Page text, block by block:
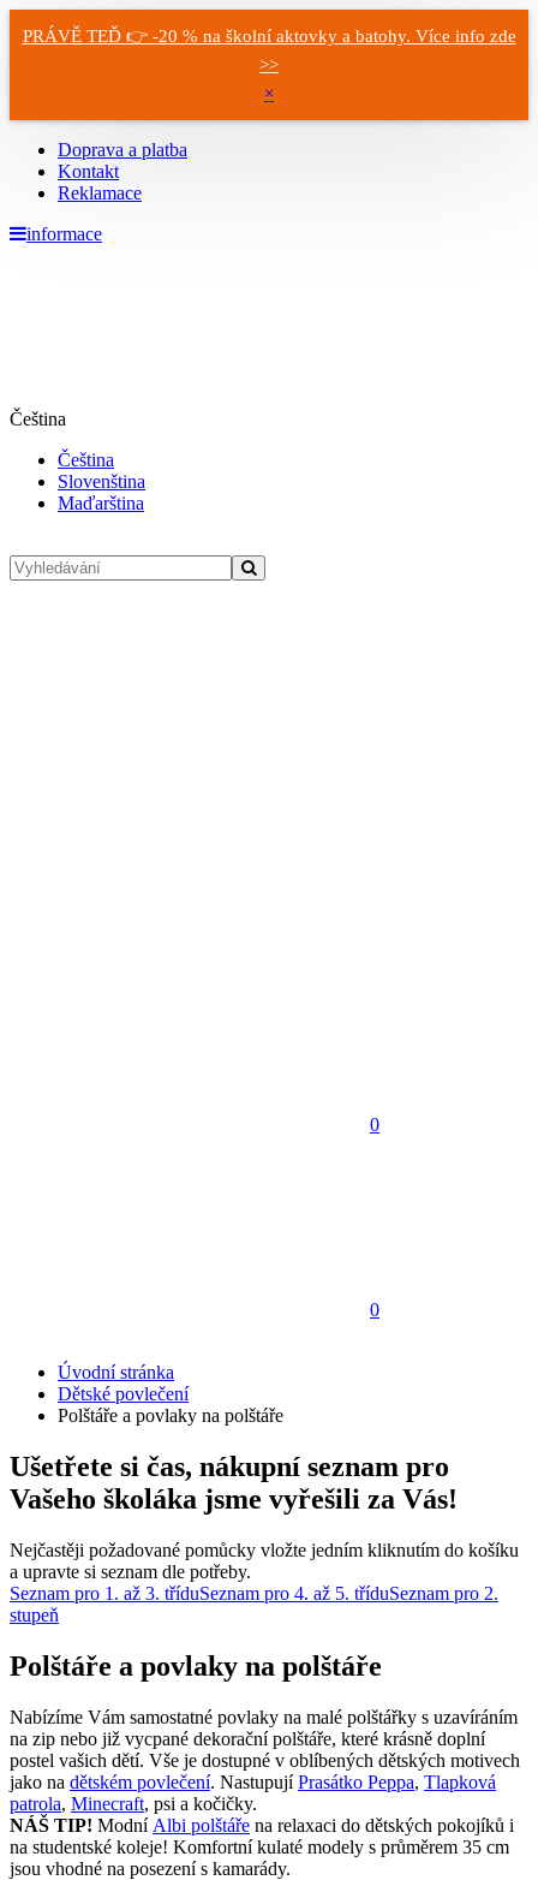
PRÁVĚ TEĎ 👉 -20 % na školní aktovky a batohy. Více info zde
>>
×
Doprava a platba
Kontakt
Reklamace
informace
Čeština
Čeština
Slovenština
Maďarština
0
0
Úvodní stránka
Dětské povlečení
Polštáře a povlaky na polštáře
Ušetřete si čas, nákupní seznam pro
Vašeho školáka jsme vyřešili za Vás!
Nejčastěji požadované pomůcky vložte jedním kliknutím do košíku
a upravte si seznam dle potřeby.
Seznam pro 1. až 3. tříduSeznam pro 4. až 5. tříduSeznam pro 2.
stupeň
Polštáře a povlaky na polštáře
Nabízíme Vám samostatné povlaky na malé polštářky s uzavíráním
na zip nebo již vycpané dekorační polštáře, které krásně doplní
postel vašich dětí. Vše je dostupné v oblíbených dětských motivech
jako na dětském povlečení. NastupujíPrasátko Peppa, Tlapková
patrola, Minecraft, psi a kočičky.
NÁŠ TIP! Modní Albi polštáře na relaxaci do dětských pokojíků i
na studentské koleje! Komfortní kulaté modely s průměrem 35 cm
jsou vhodné na posezení s kamarády.